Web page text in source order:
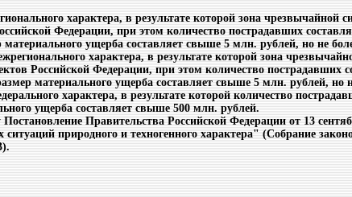
характера, в результате которой зона чрезвычайной
Федерации, при этом количество пострадавших
материального ущерба составляет свыше 5 млн. рублей, но не
характера, в результате которой зона
Российской Федерации, при этом количество пострадавших
материального ущерба составляет свыше 5 млн. рублей, но
характера, в результате которой количество
ущерба составляет свыше 500 млн. рублей.
Правительства Российской Федерации от 13
природного и техногенного характера" (Собрание